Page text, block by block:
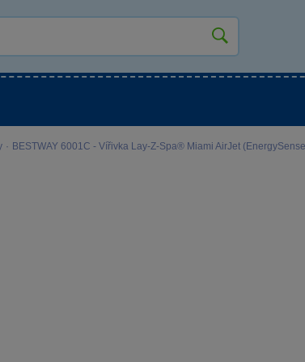
· BESTWAY 6001C - Vířivka Lay-Z-Spa® Miami AirJet